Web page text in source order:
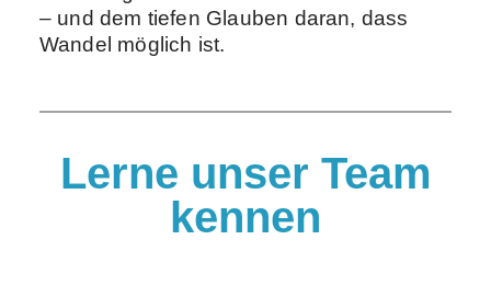
– und dem tiefen Glauben daran, dass
Wandel möglich ist.
Lerne unser Team
kennen